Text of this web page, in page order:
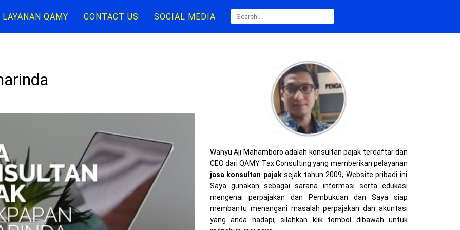
LAYANAN QAMY CONTACT US SOCIAL MEDIA
E
A
F
O
R
:
Wahyu Aji Mahamboro adalah konsultan pajak terdaftar dan
CEO dari QAMY Tax Consulting yang memberikan pelayanan
jasa konsultan pajaksejak tahun 2009, Website pribadi ini
Saya gunakan sebagai sarana informasi serta edukasi
mengenai perpajakan dan Pembukuan dan Saya siap
membantu menangani masalah perpajakan dan akuntasi
yang anda hadapi, silahkan klik tombol dibawah untuk